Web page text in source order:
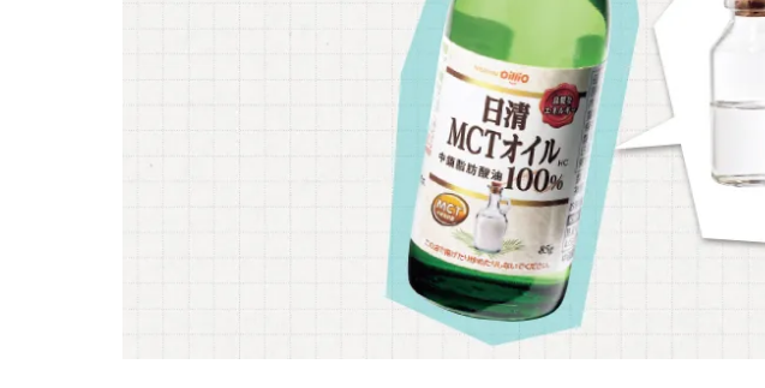
BEAUTY
【J’s Picks】J-BOY中田凌多
は“汗と暑さ”に悩める仕事終わり
もスマートに〈ビューティ＆ファ
ッション夏の必需品〉
2026.07.15
BEAUTY